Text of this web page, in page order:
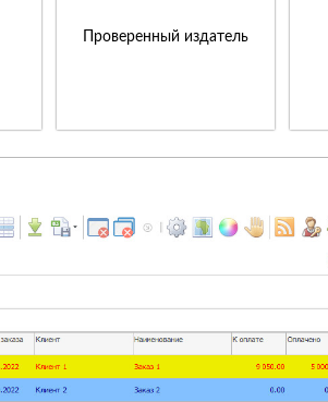
Проверенный издатель